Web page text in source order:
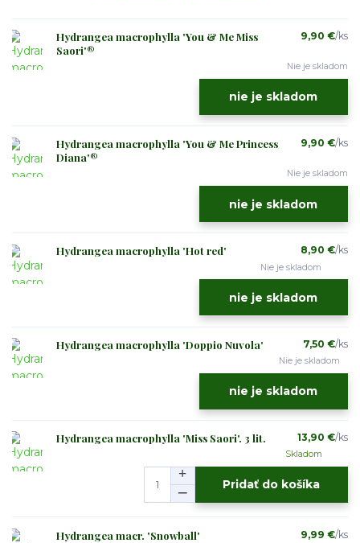
Hydrangea macrophylla 'You & Me Miss
Saori'®
9,90 €/ks
Nie je skladom
nie je skladom
Hydrangea macrophylla 'You & Me Princess
Diana'®
9,90 €/ks
Nie je skladom
nie je skladom
Hydrangea macrophylla 'Hot red' 8,90 €/ks
Nie je skladom
nie je skladom
Hydrangea macrophylla 'Doppio Nuvola' 7,50 €/ks
Nie je skladom
nie je skladom
Hydrangea macrophylla 'Miss Saori'. 3 lit. 13,90 €/ks
Skladom
Pridať do košíka
Hydrangea macr. 'Snowball' 9,99 €/ks